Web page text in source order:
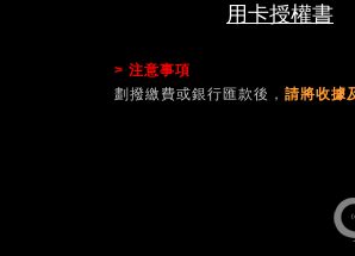
用卡授權書
> 注意事項
劃撥繳費或銀行匯款後， 請將收據